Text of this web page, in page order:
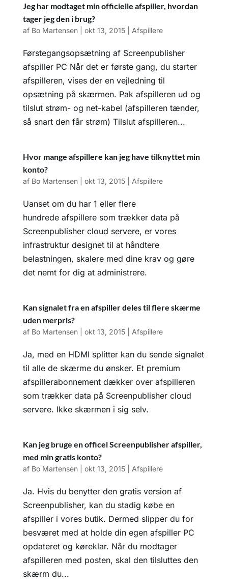
Jeg har modtaget min officielle afspiller, hvordan
tager jeg den i brug?
af Bo Martensen| okt 13, 2015| Afspillere
Førstegangsopsætning af Screenpublisher
afspiller PC Når det er første gang, du starter
afspilleren, vises der en vejledning til
opsætning på skærmen. Pak afspilleren ud og
tilslut strøm- og net-kabel (afspilleren tænder,
så snart den får strøm) Tilslut afspilleren...
Hvor mange afspillere kan jeg have tilknyttet min
konto?
af Bo Martensen| okt 13, 2015| Afspillere
Uanset om du har 1 eller flere
hundrede afspillere som trækker data på
Screenpublisher cloud servere, er vores
infrastruktur designet til at håndtere
belastningen, skalere med dine krav og gøre
det nemt for dig at administrere.
Kan signalet fra en afspiller deles til flere skærme
uden merpris?
af Bo Martensen| okt 13, 2015| Afspillere
Ja, med en HDMI splitter kan du sende signalet
til alle de skærme du ønsker. Et premium
afspillerabonnement dækker over afspilleren
som trækker data på Screenpublisher cloud
servere. Ikke skærmen i sig selv.
Kan jeg bruge en officel Screenpublisher afspiller,
med min gratis konto?
af Bo Martensen| okt 13, 2015| Afspillere
Ja. Hvis du benytter den gratis version af
Screenpublisher, kan du stadig købe en
afspiller i vores butik. Dermed slipper du for
besværet med at holde din egen afspiller PC
opdateret og køreklar. Når du modtager
afspilleren med posten, skal den tilsluttes den
skærm du...